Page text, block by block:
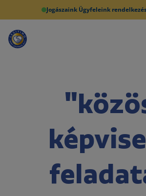
Jogászaink Ügyfeleink